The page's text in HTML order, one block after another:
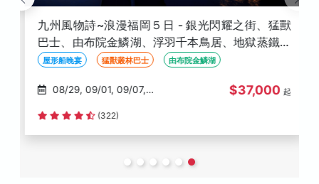
九州風物詩~浪漫福岡５日 - 銀光閃耀之街、猛獸
巴士、由布院金鱗湖、浮羽千本鳥居、地獄蒸鐵輪
DIY、屋形船晚宴、鸕鶿捕魚
屋形船晚宴 猛獸叢林巴士 由布院金鱗湖
08/29, 09/01, 09/07,
$37,000 起
(322)